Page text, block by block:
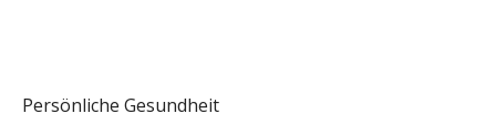
Persönliche Gesundheit